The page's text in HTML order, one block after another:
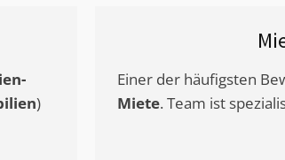
)
Einer der häufigsten
Miete. Team ist